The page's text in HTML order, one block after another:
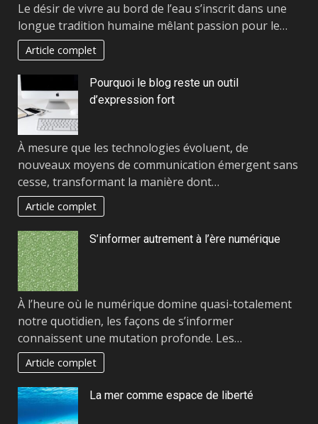
Le désir de vivre au bord de l’eau s’inscrit dans une
longue tradition humaine mêlant passion pour le…
Article complet
Pourquoi le blog reste un outil
d’expression fort
À mesure que les technologies évoluent, de
nouveaux moyens de communication émergent sans
cesse, transformant la manière dont…
Article complet
S’informer autrement à l’ère numérique
À l’heure où le numérique domine quasi-totalement
notre quotidien, les façons de s’informer
connaissent une mutation profonde. Les…
Article complet
La mer comme espace de liberté